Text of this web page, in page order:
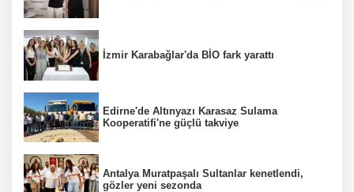
İzmir Karabağlar'da BİO fark yarattı
Edirne'de Altınyazı Karasaz Sulama
Kooperatifi'ne güçlü takviye
Antalya Muratpaşalı Sultanlar kenetlendi,
gözler yeni sezonda